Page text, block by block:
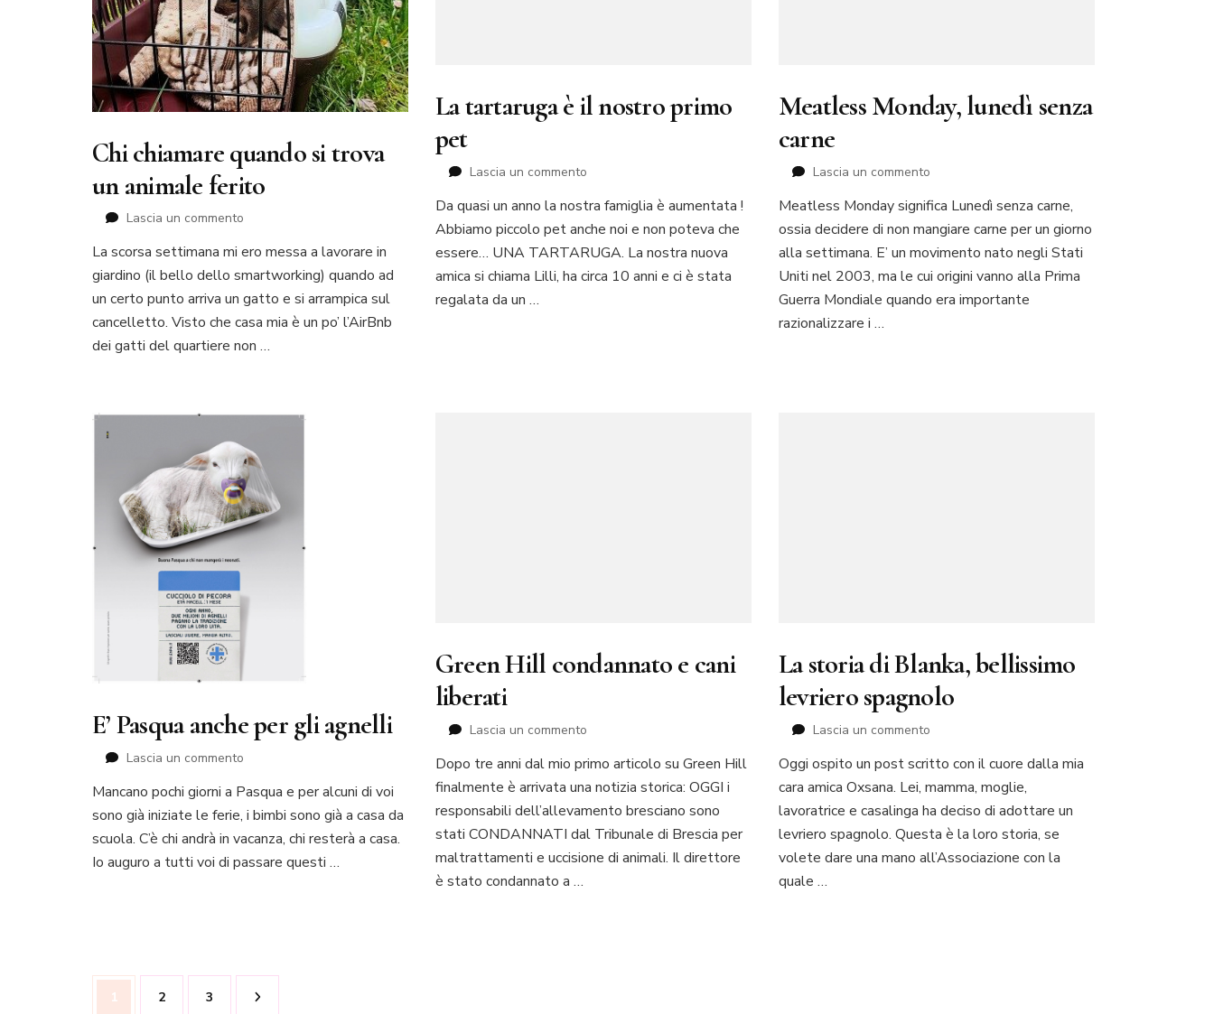
Chi chiamare quando si trova
un animale ferito
Lascia un commento
chiamare
quando
si
un
animale
La scorsa settimana mi ero messa a lavorare in
giardino (il bello dello smartworking) quando ad
un certo punto arriva un gatto e si arrampica sul
cancelletto. Visto che casa mia è un po’ l’AirBnb
dei gatti del quartiere non …
La tartaruga è il nostro primo
pet
Lascia un commentosu
tartaruga
è
il
primo
Da quasi un anno la nostra famiglia è aumentata !
Abbiamo piccolo pet anche noi e non poteva che
essere… UNA TARTARUGA. La nostra nuova
amica si chiama Lilli, ha circa 10 anni e ci è stata
regalata da un …
Meatless Monday, lunedì senza
carne
Lascia un commentosu
Monday,
lunedì
senza
Meatless Monday significa Lunedì senza carne,
ossia decidere di non mangiare carne per un giorno
alla settimana. E’ un movimento nato negli Stati
Uniti nel 2003, ma le cui origini vanno alla Prima
Guerra Mondiale quando era importante
razionalizzare i …
E’ Pasqua anche per gli agnelli
Lascia un commento
Pasqua
anche
per
agnelli
Mancano pochi giorni a Pasqua e per alcuni di voi
sono già iniziate le ferie, i bimbi sono già a casa da
scuola. C’è chi andrà in vacanza, chi resterà a casa.
Io auguro a tutti voi di passare questi …
Green Hill condannato e cani
liberati
Lascia un commentosu
Hill
condannato
e
liberati
Dopo tre anni dal mio primo articolo su Green Hill
finalmente è arrivata una notizia storica: OGGI i
responsabili dell’allevamento bresciano sono
stati CONDANNATI dal Tribunale di Brescia per
maltrattamenti e uccisione di animali. Il direttore
è stato condannato a …
La storia di Blanka, bellissimo
levriero spagnolo
Lascia un commentosu
storia
di
Blanka,
bellissimo
levriero
spagnolo
Oggi ospito un post scritto con il cuore dalla mia
cara amica Oxsana. Lei, mamma, moglie,
lavoratrice e casalinga ha deciso di adottare un
levriero spagnolo. Questa è la loro storia, se
volete dare una mano all’Associazione con la
quale …
Paginazione
Pagina
1 Pagina
2 Pagina
3